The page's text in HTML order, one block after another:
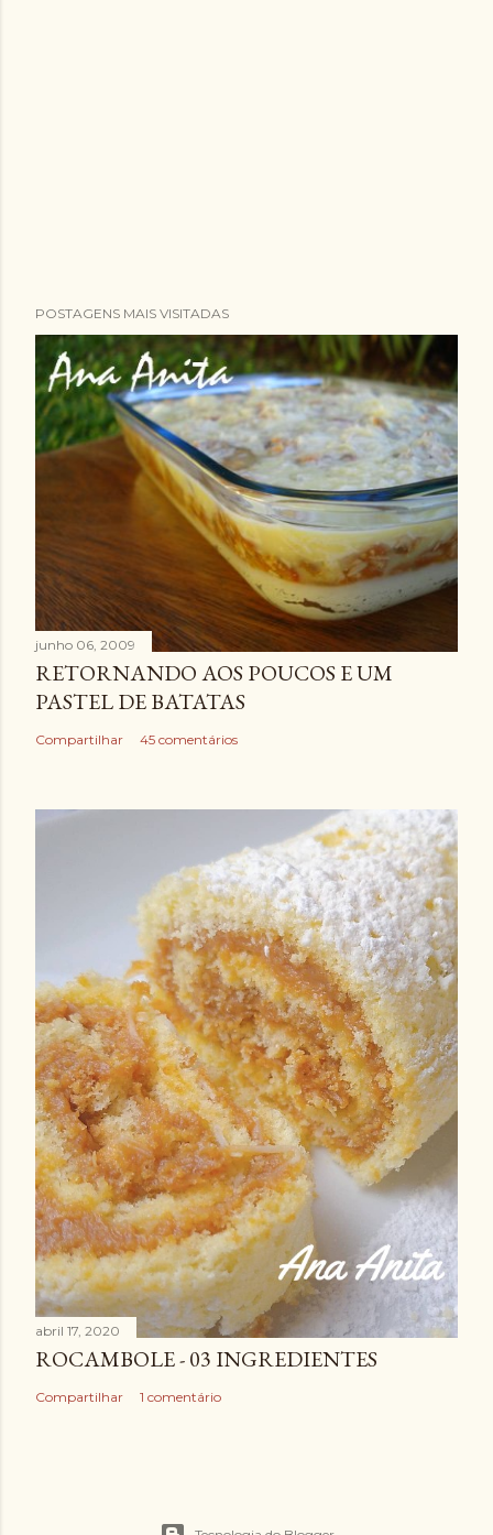
POSTAGENS MAIS VISITADAS
junho 06, 2009
RETORNANDO AOS POUCOS E UM
PASTEL DE BATATAS
Compartilhar 45 comentários
abril 17, 2020
ROCAMBOLE - 03 INGREDIENTES
Compartilhar 1 comentário